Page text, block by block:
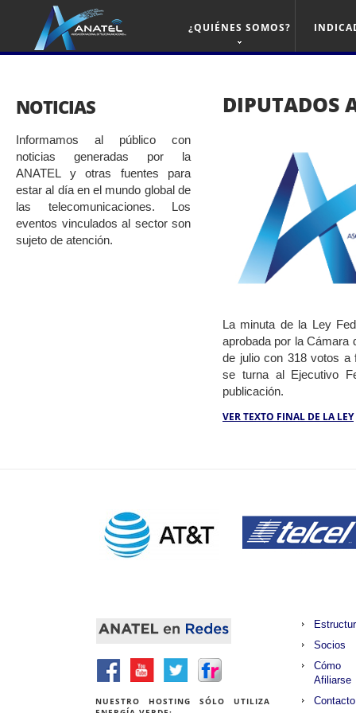
¿QUIÉNES SOMOS?
NOTICIAS
Informamos al público con
noticias generadas por la
ANATEL y otras fuentes para
estar al día en el mundo global de
las telecomunicaciones. Los
eventos vinculados al sector son
sujeto de atención.
DIPUTADOS
La minuta de la Ley
aprobada por la Cámara
de julio con 318 votos a
se turna al Ejecutivo
publicación.
VER TEXTO FINAL DE LA LEY
NUESTRO HOSTING SÓLO UTILIZA
Socios
Cómo
Afiliarse
Contacto